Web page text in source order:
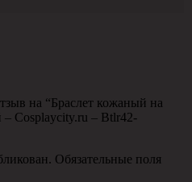
на “Браслет кожаный на
Cosplaycity.ru – Btlr42-
Обязательные поля